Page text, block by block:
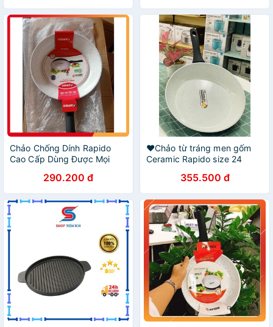
Chảo Chống Dính Rapido
Cao Cấp Dùng Được Mọi
Bằng Nhôm Đúc Nguyên
Khối, Có ảnh thật sản phẩm
290.200 đ
❤️Chảo từ tráng men gốm
Ceramic Rapido size 24
355.500 đ